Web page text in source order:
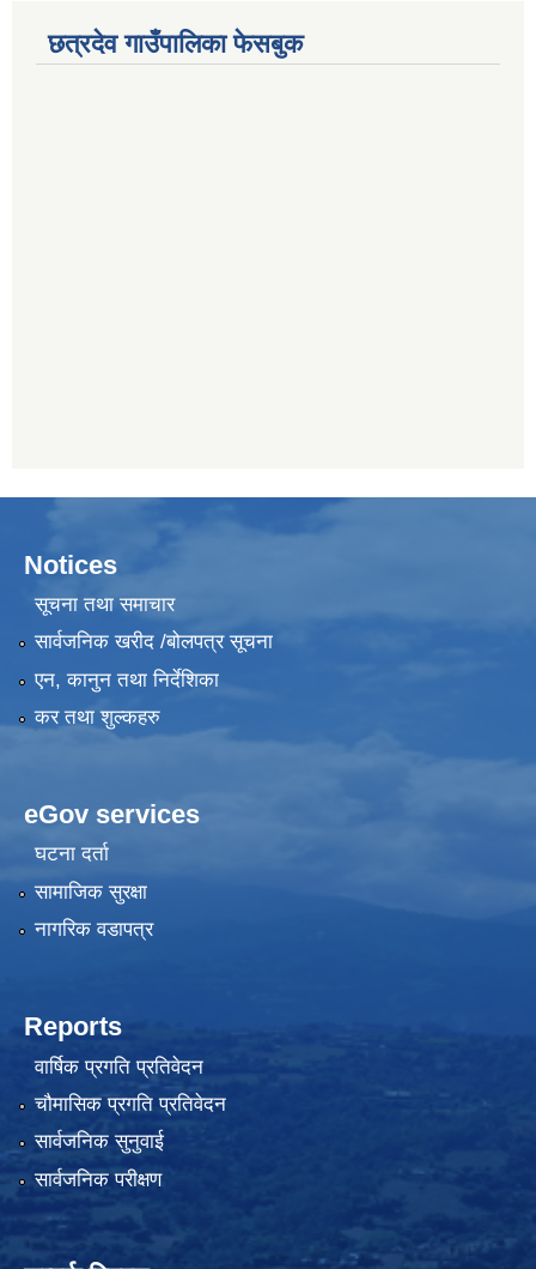
छत्रदेव गाउँपालिका फेसबुक
Notices
सूचना तथा समाचार
सार्वजनिक खरीद /बोलपत्र सूचना
एन, कानुन तथा निर्देशिका
कर तथा शुल्कहरु
eGov services
घटना दर्ता
सामाजिक सुरक्षा
नागरिक वडापत्र
Reports
वार्षिक प्रगति प्रतिवेदन
चौमासिक प्रगति प्रतिवेदन
सार्वजनिक सुनुवाई
सार्वजनिक परीक्षण